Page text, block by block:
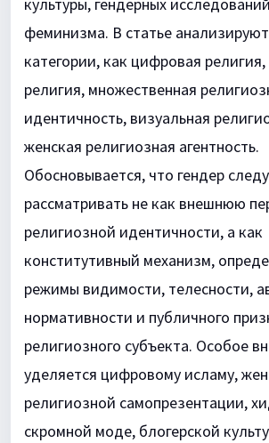
феминизма. В статье
категории, как цифровая
религия, множественная
идентичность, визуальная
женская религиозная агентность.
Обосновывается, что гендер
рассматривать не как внешнюю
религиозной идентичности, а как
конститутивный механизм,
режимы видимости, телесности,
нормативности и публичного
религиозного субъекта. Особое
уделяется цифровому исламу,
религиозной самопрезентации,
скромной моде, блогерской